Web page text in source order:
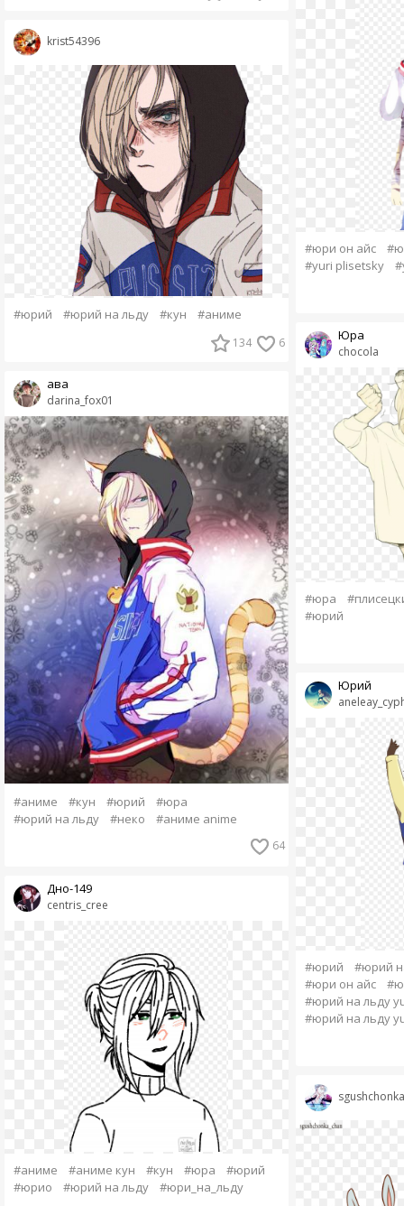
krist54396
#юрий #юрий на льду #кун #аниме
134 6
darina_fox01
ава
#аниме #кун #юрий
#юра
#юрий на льду
#неко #аниме anime
64
centris_cree
Дно-149
#аниме #аниме кун #кун #юра
#юрий
#юрио
#юрий на льду #юри_на_льду
#юри он айс
#yuri plisetsky
chocola
Юра
#юра
#юрий
Юрий
#юрий
#юрий
#юри он айс
#юрий на льду
#юрий на льду